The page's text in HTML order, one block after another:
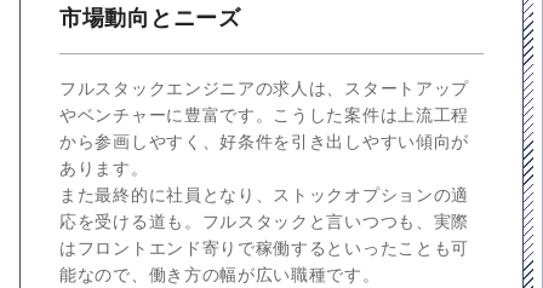
市場動向とニーズ
フルスタックエンジニアの求人は、スタートアップ
やベンチャーに豊富です。こうした案件は上流工程
から参画しやすく、好条件を引き出しやすい傾向が
あります。
また最終的に社員となり、ストックオプションの適
応を受ける道も。フルスタックと言いつつも、実際
はフロントエンド寄りで稼働するといったことも可
能なので、働き方の幅が広い職種です。